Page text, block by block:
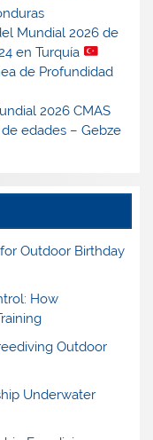
Mundial 2026 de
en Turquía
de Profundidad
2026 CMAS
edades – Gebze
Outdoor Birthday
How
Outdoor
Underwater